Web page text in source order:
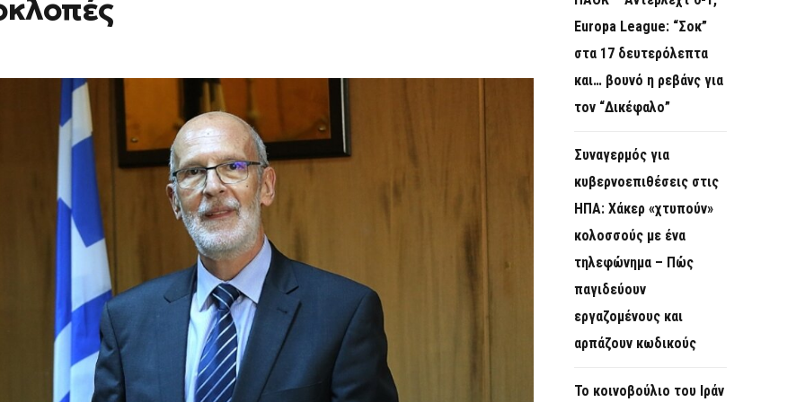
Europa League: “Σοκ”
στα 17 δευτερόλεπτα
και… βουνό η ρεβάνς για
τον “Δικέφαλο”
Συναγερμός για
κυβερνοεπιθέσεις στις
ΗΠΑ: Χάκερ «χτυπούν»
κολοσσούς με ένα
τηλεφώνημα – Πώς
παγιδεύουν
εργαζομένους και
αρπάζουν κωδικούς
Το κοινοβούλιο του Ιράν